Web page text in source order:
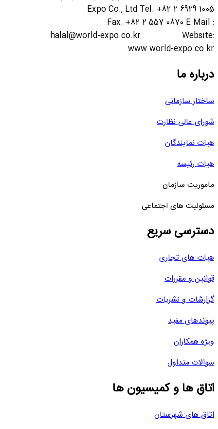
Expo Co., Ltd Tel. +82 2 6929 1005
Fax. +82 2 557 0870 E Mail :
halal@world-expo.co.kr Website:
www.world-expo.co.kr
درباره ما
ساختار سازمانی
شورای عالی نظارت
هیات نمایندگان
هیات رئیسه
ماموریت سازمان
مسئولیت های اجتماعی
دسترسی سریع
هیات های تجاری
قوانین و مقررات
گزارشات و نشریات
پیوندهای مفید
ویژه همکاران
سوالات متداول
اتاق ها و کمیسیون ها
اتاق های شهرستان